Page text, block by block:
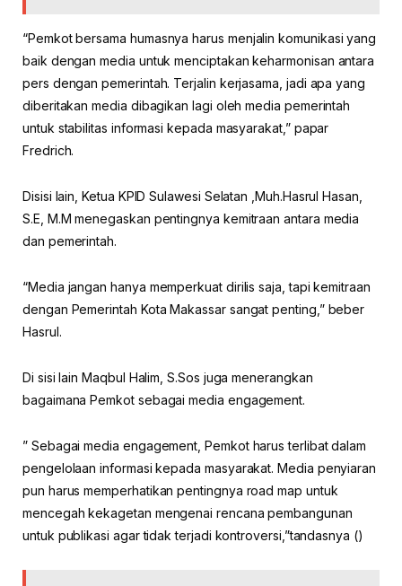
“Pemkot bersama humasnya harus menjalin komunikasi yang
baik dengan media untuk menciptakan keharmonisan antara
pers dengan pemerintah. Terjalin kerjasama, jadi apa yang
diberitakan media dibagikan lagi oleh media pemerintah
untuk stabilitas informasi kepada masyarakat,” papar
Fredrich.
Disisi lain, Ketua KPID Sulawesi Selatan ,Muh.Hasrul Hasan,
S.E, M.M menegaskan pentingnya kemitraan antara media
dan pemerintah.
“Media jangan hanya memperkuat dirilis saja, tapi kemitraan
dengan Pemerintah Kota Makassar sangat penting,” beber
Hasrul.
Di sisi lain Maqbul Halim, S.Sos juga menerangkan
bagaimana Pemkot sebagai media engagement.
” Sebagai media engagement, Pemkot harus terlibat dalam
pengelolaan informasi kepada masyarakat. Media penyiaran
pun harus memperhatikan pentingnya road map untuk
mencegah kekagetan mengenai rencana pembangunan
untuk publikasi agar tidak terjadi kontroversi,”tandasnya ()